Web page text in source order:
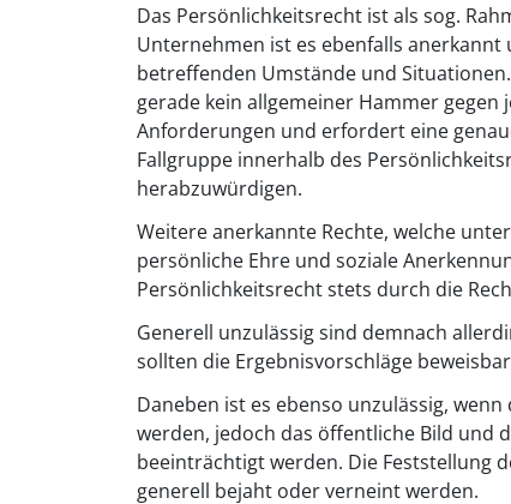
Das Persönlichkeitsrecht ist als sog.
Unternehmen ist es ebenfalls anerkannt
betreffenden Umstände und
gerade kein allgemeiner Hammer
Anforderungen und erfordert eine
Fallgruppe innerhalb des
herabzuwürdigen.
Weitere anerkannte Rechte, welche
persönliche Ehre und soziale
Persönlichkeitsrecht stets durch die
Generell unzulässig sind demnach
sollten die Ergebnisvorschläge
Daneben ist es ebenso unzulässig,
werden, jedoch das öffentliche Bild und
beeinträchtigt werden. Die Feststellung
generell bejaht oder verneint werden.